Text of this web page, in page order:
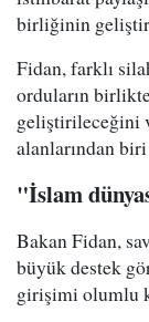
birliğinin
Fidan, farklı
orduların
geliştirileceğini
alanlarından
"İslam
Bakan Fidan,
büyük destek
girişimi olumlu